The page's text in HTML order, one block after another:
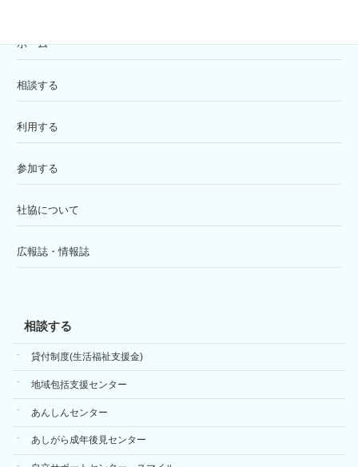
ホーム
相談する
利用する
参加する
社協について
広報誌・情報誌
相談する
貸付制度(生活福祉支援金)
地域包括支援センター
あんしんセンター
あしがら成年後見センター